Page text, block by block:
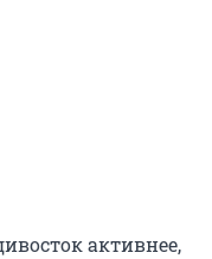
активнее,